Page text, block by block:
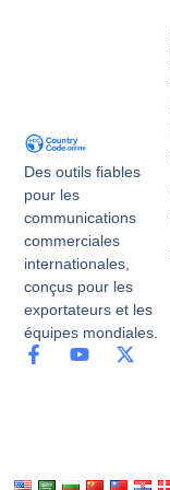
Des outils fiables
pour les
communications
commerciales
internationales,
conçus pour les
exportateurs et les
équipes mondiales.